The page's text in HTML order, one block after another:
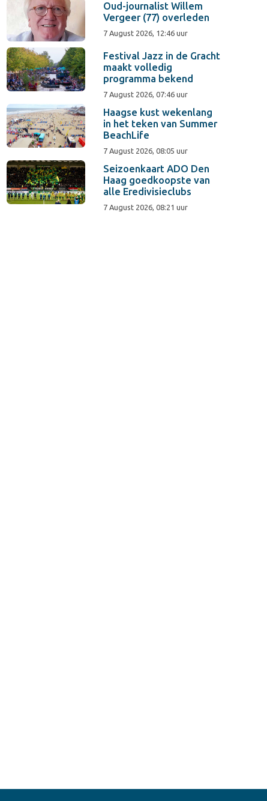
Oud-journalist Willem
Vergeer (77) overleden
7 August 2026, 12:46 uur
Festival Jazz in de Gracht
maakt volledig
programma bekend
7 August 2026, 07:46 uur
Haagse kust wekenlang
in het teken van Summer
BeachLife
7 August 2026, 08:05 uur
Seizoenkaart ADO Den
Haag goedkoopste van
alle Eredivisieclubs
7 August 2026, 08:21 uur